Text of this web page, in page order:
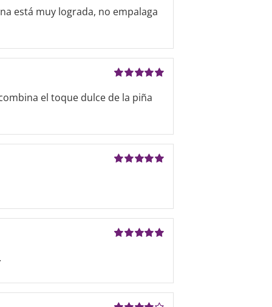
con5de 5
está muy lograda, no empalaga
con5de 5
el toque dulce de la piña